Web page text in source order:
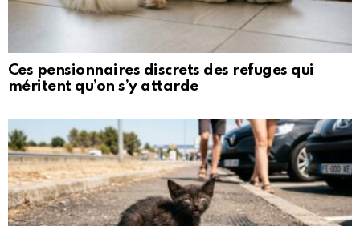
Ces pensionnaires discrets des refuges qui
méritent qu’on s’y attarde